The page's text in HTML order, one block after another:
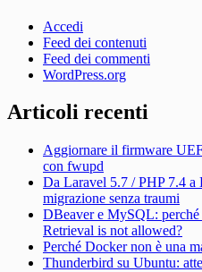
Accedi
Feed dei contenuti
Feed dei commenti
WordPress.org
Articoli recenti
Aggiornare il firmware
con fwupd
Da Laravel 5.7 / PHP 7.4 a
migrazione senza traumi
DBeaver e MySQL:
Retrieval is not allowed?
Perché Docker non è una
Thunderbird su Ubuntu: